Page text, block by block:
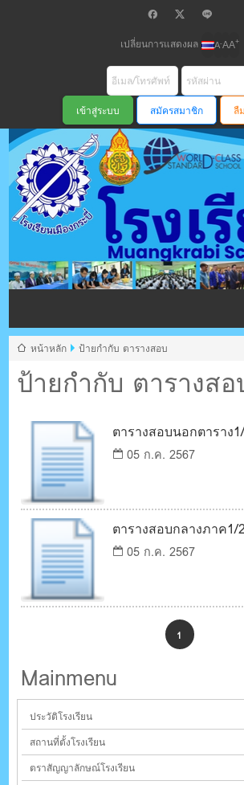
เปลี่ยนการแสดงผล A-AA+
สมัครสมาชิก ลื
โรงเรียน
กระบี่
ตรัง กระ
ระบบบริหารจัดการเว็บไซต์ (CMS) ด้วย Ajax โดยค
ป้ายกำกับ ตารางสอ
หน้าหลัก ป้ายกำกับ ตารางสอบ
ตารางสอบนอกตาราง
05 ก.ค. 2567
ตารางสอบกลางภาค1/
05 ก.ค. 2567
1
Mainmenu
ประวัติโรงเรียน
สถานที่ตั้งโรงเรียน
ตราสัญญาลักษณ์โรงเรียน